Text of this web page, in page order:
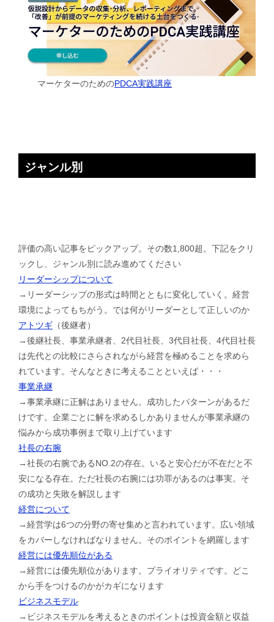
マーケターのためのPDCA実践講座
ジャンル別
評価の高い記事をピックアップ。その数1,800超。下記をクリ
ックし、ジャンル別に読み進めてください
リーダーシップについて
→リーダーシップの形式は時間とともに変化していく。経営
環境によってもちがう。では何がリーダーとして正しいのか
アトツギ （後継者）
→後継社長、事業承継者、2代目社長、3代目社長、4代目社長
は先代との比較にさらされながら経営を極めることを求めら
れています。そんなときに考えることといえば・・・
事業承継
→事業承継に正解はありません。成功したパターンがあるだ
けです。企業ごとに解を求めるしかありませんが事業承継の
悩みから成功事例まで取り上げています
社長の右腕
→社長の右腕であるNO.2の存在。いると安心だが不在だと不
安になる存在。ただ社長の右腕には功罪があるのは事実。そ
の成功と失敗を解説します
経営について
→経営学は6つの分野の寄せ集めと言われています。広い領域
をカバーしなければなりません。そのポイントを網羅します
経営には優先順位がある
→経営には優先順位があります。プライオリティです。どこ
から手をつけるのかがカギになります
ビジネスモデル
→ビジネスモデルを考えるときのポイントは投資金額と収益